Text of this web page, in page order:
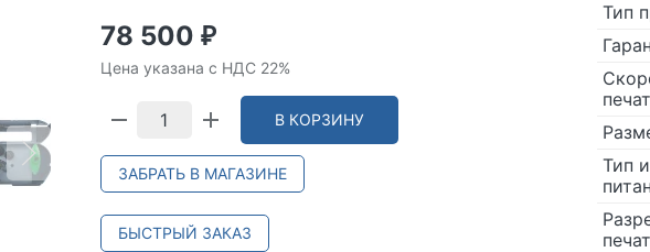
78 500 ₽
Цена указана с НДС 22%
В КОРЗИНУ
ЗАБРАТЬ В МАГАЗИНЕ
БЫСТРЫЙ ЗАКАЗ
Тип
Тип